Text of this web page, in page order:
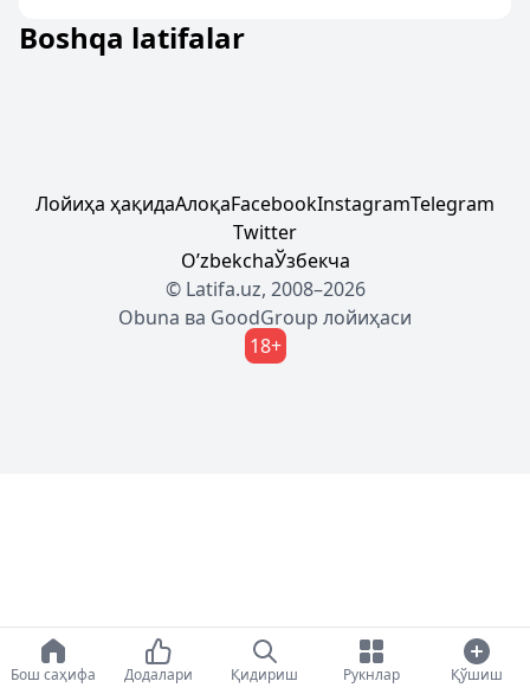
Boshqa latifalar
Лойиҳа ҳақидаАлоқаFacebookInstagramTelegram
Twitter
OʼzbekchaЎзбекча
© Latifa.uz, 2008–2026
Obuna ва GoodGroup лойиҳаси
18+
Бош саҳифа Додалари Қидириш Рукнлар Қўшиш